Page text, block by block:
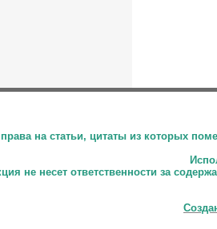
на статьи, цитаты из которых
не несет ответственности за